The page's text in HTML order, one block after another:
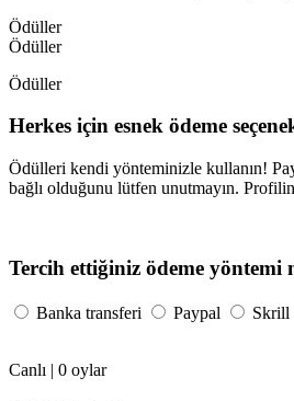
Ödüller
Ödüller
Ödüller
Herkes için esnek ödeme
Ödülleri kendi yönteminizle kullanın!
bağlı olduğunu lütfen unutmayın.
Tercih ettiğiniz ödeme yöntemi
Banka transferi Paypal Skrill
Canlı | 0 oylar